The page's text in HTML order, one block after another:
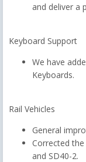
and deliver a
Keyboard Support
We have
Keyboards.
Rail Vehicles
General
Corrected
and SD40-2.